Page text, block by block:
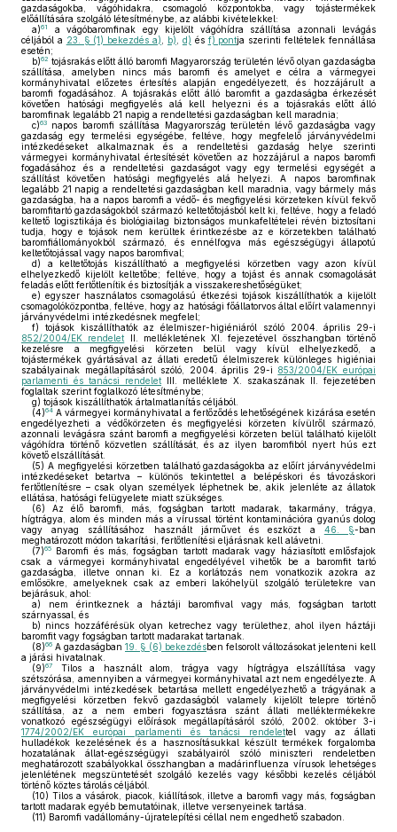
gazdaságokba, vágóhidakra, csomagoló központokba, vagy tojástermékek
előállítására szolgáló létesítménybe, az alábbi kivételekkel:
a)61
a vágóbaromfinak egy kijelölt vágóhídra szállítása azonnali levágás
céljából a 23. § (1) bekezdés a) b) d) és f) pontja szerinti feltételek fennállása
esetén;
b)62 tojásrakás előtt álló baromfi Magyarország területén lévő olyan gazdaságba
szállítása, amelyben nincs más baromfi és amelyet e célra a vármegyei
kormányhivatal előzetes értesítés alapján engedélyezett, és hozzájárult a
baromfi fogadásához. A tojásrakás előtt álló baromfit a gazdaságba érkezését
követően hatósági megfigyelés alá kell helyezni és a tojásrakás előtt álló
baromfinak legalább 21 napig a rendeltetési gazdaságban kell maradnia;
c)63
napos baromfi szállítása Magyarország területén lévő gazdaságba vagy
gazdaság egy termelési egységébe, feltéve, hogy megfelelő járványvédelmi
intézkedéseket alkalmaznak és a rendeltetési gazdaság helye szerinti
vármegyei kormányhivatal értesítését követően az hozzájárul a napos baromfi
fogadásához és a rendeltetési gazdaságot vagy egy termelési egységét a
szállítást követően hatósági megfigyelés alá helyezi. A napos baromfinak
legalább 21 napig a rendeltetési gazdaságban kell maradnia, vagy bármely más
gazdaságba, ha a napos baromfi a védő- és megfigyelési körzeteken kívül fekvő
baromfitartó gazdaságokból származó keltetőtojásból kelt ki, feltéve, hogy a feladó
keltető logisztikája és biológiailag biztonságos munkafeltételei révén biztosítani
tudja, hogy e tojások nem kerültek érintkezésbe az e körzetekben található
baromfiállományokból származó, és ennélfogva más egészségügyi állapotú
keltetőtojással vagy napos baromfival;
d) a keltetőtojás kiszállítható a megfigyelési körzetben vagy azon kívül
elhelyezkedő kijelölt keltetőbe; feltéve, hogy a tojást és annak csomagolását
feladás előtt fertőtlenítik és biztosítják a visszakereshetőségüket;
e) egyszer használatos csomagolású étkezési tojások kiszállíthatók a kijelölt
csomagolóközpontba, feltéve, hogy az hatósági főállatorvos által előírt valamennyi
járványvédelmi intézkedésnek megfelel;
f) tojások kiszállíthatók az élelmiszer-higiéniáról szóló 2004. április 29-i
852/2004/EK rendelet II. mellékletének XI. fejezetével összhangban történő
kezelésre a megfigyelési körzeten belül vagy kívül elhelyezkedő, a
tojástermékek gyártásával az állati eredetű élelmiszerek különleges higiéniai
szabályainak megállapításáról szóló, 2004. április 29-i 853/2004/EK európai
parlamenti és tanácsi rendelet III. melléklete X. szakaszának II. fejezetében
foglaltak szerint foglalkozó létesítménybe;
g) tojások kiszállíthatók ártalmatlanítás céljából.
(4)64 A vármegyei kormányhivatal a fertőződés lehetőségének kizárása esetén
engedélyezheti a védőkörzeten és megfigyelési körzeten kívülről származó,
azonnali levágásra szánt baromfi a megfigyelési körzeten belül található kijelölt
vágóhídra történő közvetlen szállítását, és az ilyen baromfiból nyert hús ezt
követő elszállítását.
(5) A megfigyelési körzetben található gazdaságokba az előírt járványvédelmi
intézkedéseket betartva – különös tekintettel a belépéskori és távozáskori
fertőtlenítésre – csak olyan személyek léphetnek be, akik jelenléte az állatok
ellátása, hatósági felügyelete miatt szükséges.
(6) Az élő baromfi, más, fogságban tartott madarak, takarmány, trágya,
hígtrágya, alom és minden más a vírussal történt kontaminációra gyanús dolog
vagy anyag szállításához használt járművet és eszközt a 46. §-ban
meghatározott módon takarítási, fertőtlenítési eljárásnak kell alávetni.
(7)65
Baromfi és más, fogságban tartott madarak vagy háziasított emlősfajok
csak a vármegyei kormányhivatal engedélyével vihetők be a baromfit tartó
gazdaságba, illetve onnan ki. Ez a korlátozás nem vonatkozik azokra az
emlősökre, amelyeknek csak az emberi lakóhelyül szolgáló területekre van
bejárásuk, ahol:
a) nem érintkeznek a háztáji baromfival vagy más, fogságban tartott
szárnyassal, és
b) nincs hozzáférésük olyan ketrechez vagy területhez, ahol ilyen háztáji
baromfit vagy fogságban tartott madarakat tartanak.
(8)66 A gazdaságban 19. § (6) bekezdésben felsorolt változásokat jelenteni kell
a járási hivatalnak.
(9)67
Tilos a használt alom, trágya vagy hígtrágya elszállítása vagy
szétszórása, amennyiben a vármegyei kormányhivatal azt nem engedélyezte. A
járványvédelmi intézkedések betartása mellett engedélyezhető a trágyának a
megfigyelési körzetben fekvő gazdaságból valamely kijelölt telepre történő
szállítása, az a nem emberi fogyasztásra szánt állati melléktermékekre
vonatkozó egészségügyi előírások megállapításáról szóló, 2002. október 3-i
1774/2002/EK európai parlamenti és tanácsi rendelettel vagy az állati
hulladékok kezelésének és a hasznosításukkal készült termékek forgalomba
hozatalának állat-egészségügyi szabályairól szóló miniszteri rendeletben
meghatározott szabályokkal összhangban a madárinfluenza vírusok lehetséges
jelenlétének megszüntetését szolgáló kezelés vagy későbbi kezelés céljából
történő köztes tárolás céljából.
(10) Tilos a vásárok, piacok, kiállítások, illetve a baromfi vagy más, fogságban
tartott madarak egyéb bemutatóinak, illetve versenyeinek tartása.
(11) Baromfi vadállomány-újratelepítési céllal nem engedhető szabadon.